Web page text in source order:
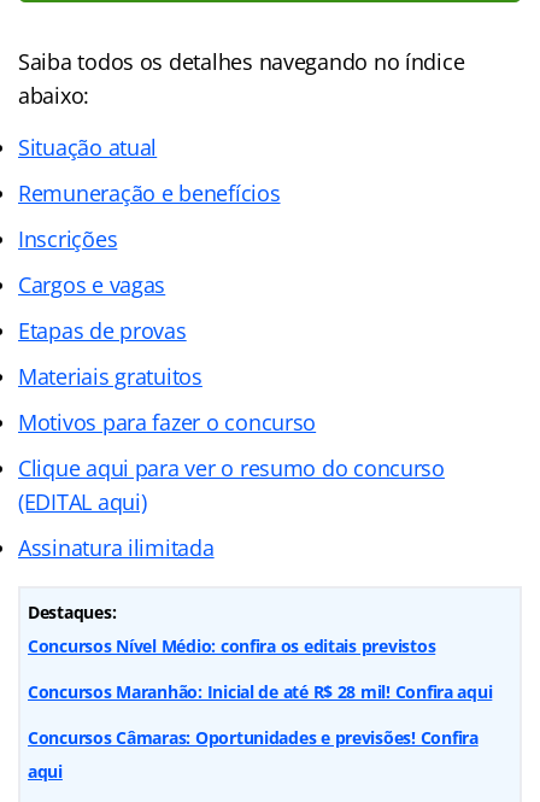
Saiba todos os detalhes navegando no índice
abaixo:
Situação atual
Remuneração e benefícios
Inscrições
Cargos e vagas
Etapas de provas
Materiais gratuitos
Motivos para fazer o concurso
Clique aqui para ver o resumo do concurso
(EDITAL aqui)
Assinatura ilimitada
Destaques:
Concursos Nível Médio: confira os editais previstos
Concursos Maranhão: Inicial de até R$ 28 mil! Confira aqui
Concursos Câmaras: Oportunidades e previsões! Confira
aqui